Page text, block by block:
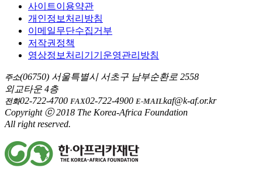
사이트이용약관
개인정보처리방침
이메일무단수집거부
저작권정책
영상정보처리기기운영관리방침
주소(06750) 서울특별시 서초구 남부순환로 2558
외교타운 4층
전화02-722-4700 FAX02-722-4900 E-MAILkaf@k-af.or.kr
Copyright ⓒ 2018 The Korea-Africa Foundation
All right reserved.